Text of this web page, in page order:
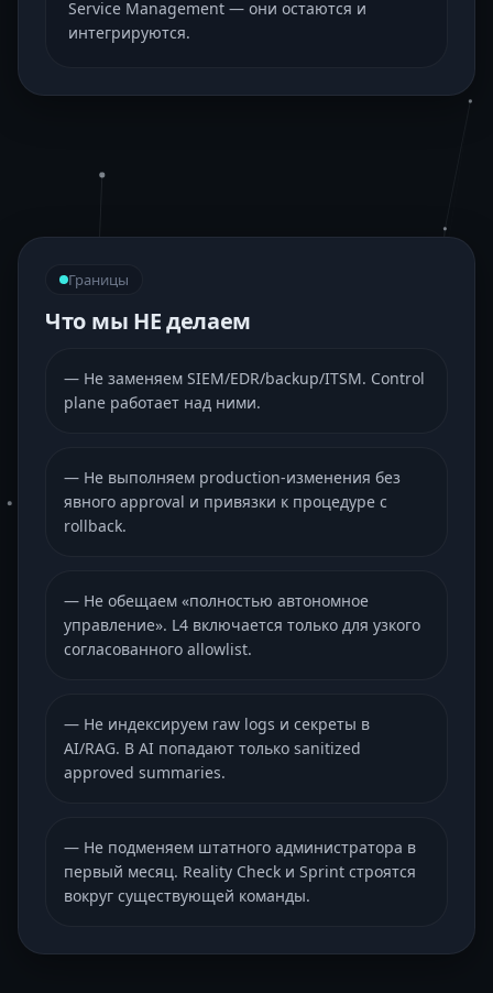
Service Management — они остаются и
интегрируются.
Границы
Что мы НЕ делаем
— Не заменяем SIEM/EDR/backup/ITSM. Control
plane работает над ними.
— Не выполняем production-изменения без
явного approval и привязки к процедуре с
rollback.
— Не обещаем «полностью автономное
управление». L4 включается только для узкого
согласованного allowlist.
— Не индексируем raw logs и секреты в
AI/RAG. В AI попадают только sanitized
approved summaries.
— Не подменяем штатного администратора в
первый месяц. Reality Check и Sprint строятся
вокруг существующей команды.